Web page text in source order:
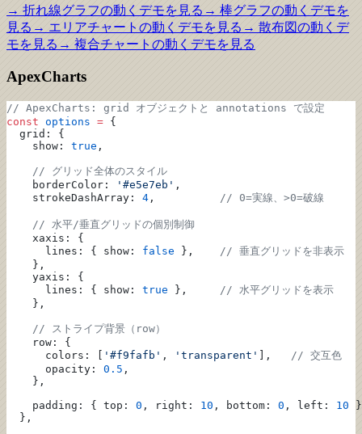
→ 折れ線グラフの動くデモを見る → 棒グラフの動くデモを
見る → エリアチャート の動くデモを見る → 散布図の動くデ
モを見る → 複合チャート の動くデモを見る
ApexCharts
// ApexCharts: grid オブジェクトと annotations で設定
const options = {
  grid: {
    show:
true ,
    // グリッド全体のスタイル
    borderColor:
'#e5e7eb' ,
    strokeDashArray:
4 , // 0=実線、>0=破線
    // 水平/垂直グリッドの個別制御
    xaxis: {
      lines: { show:
false }, // 垂直グリッドを非表示
    },
    yaxis: {
      lines: { show:
true }, // 水平グリッドを表示
    },
    // ストライプ背景（row）
    row: {
      colors: [
'#f9fafb' , 'transparent' ], // 交互色
      opacity:
0.5 ,
    },
    padding: { top:
0 , right: 10 , bottom: 0 , left: 10
  },